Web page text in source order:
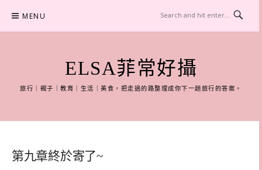
content
MENU
ELSA菲常好攝
旅行｜親子｜教育｜生活｜美食，把走過的路整理成你下一趟旅行的答案。
第九章終於寄了~